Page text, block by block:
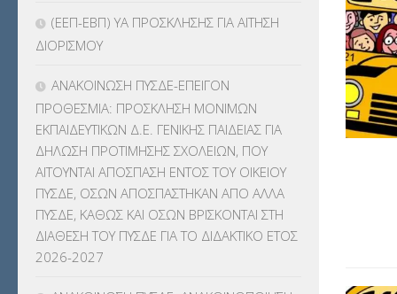
ΚΠπ- ΚΡΑΤΙΚΟ ΠΙΣΤΟΠΟΙΗΤΙΚΟ
ΛΟΙΠΑ(309)
ΜΑΘΗΤΕΙΑ(275)
ΜΕΤΑΘΕΣΕΙΣ-ΤΟΠΟΘΕΤΗΣΕΙΣ
ΒΕΛΤΙΩΣΕΙΣ(319)
ΜΕΤΑΤΑΞΕΙΣ
(ΕΕΠ-ΕΒΠ) ΥΑ ΠΡΟΣΚΛΗΣΗΣ ΓΙΑ ΑΙΤΗΣΗ
ΔΙΟΡΙΣΜΟΥ
ΑΝΑΚΟΙΝΩΣΗ ΠΥΣΔΕ-ΕΠΕΙΓΟΝ
ΠΡΟΘΕΣΜΙΑ: ΠΡΟΣΚΛΗΣΗ ΜΟΝΙΜΩΝ
ΕΚΠΑΙΔΕΥΤΙΚΩΝ Δ.Ε. ΓΕΝΙΚΗΣ ΠΑΙΔΕΙΑΣ ΓΙΑ
ΔΗΛΩΣΗ ΠΡΟΤΙΜΗΣΗΣ ΣΧΟΛΕΙΩΝ, ΠΟΥ
ΑΙΤΟΥΝΤΑΙ ΑΠΟΣΠΑΣΗ ΕΝΤΟΣ ΤΟΥ ΟΙΚΕΙΟΥ
ΠΥΣΔΕ, ΟΣΩΝ ΑΠΟΣΠΑΣΤΗΚΑΝ ΑΠΟ ΑΛΛΑ
ΠΥΣΔΕ, ΚΑΘΩΣ ΚΑΙ ΟΣΩΝ ΒΡΙΣΚΟΝΤΑΙ ΣΤΗ
ΔΙΑΘΕΣΗ ΤΟΥ ΠΥΣΔΕ ΓΙΑ ΤΟ ΔΙΔΑΚΤΙΚΟ ΕΤΟΣ
2026-2027